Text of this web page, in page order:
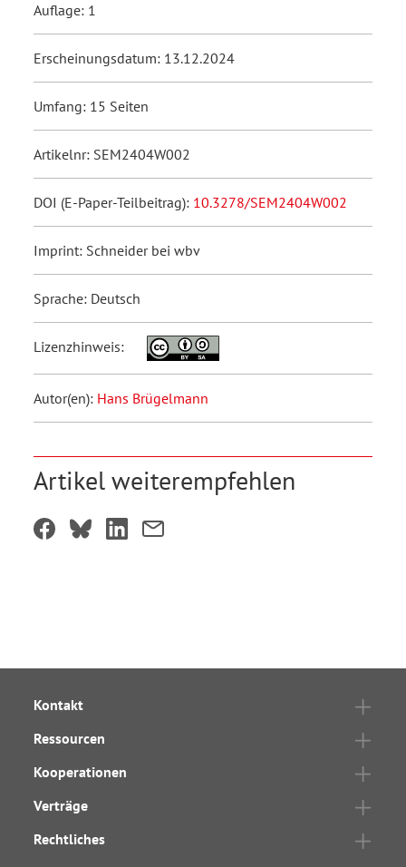
Auflage: 1
Erscheinungsdatum: 13.12.2024
Umfang: 15 Seiten
Artikelnr: SEM2404W002
DOI (E-Paper-Teilbeitrag): 10.3278/SEM2404W002
Imprint: Schneider bei wbv
Sprache: Deutsch
Lizenzhinweis:
Autor(en): Hans Brügelmann
Artikel weiterempfehlen
Kontakt
Ressourcen
Kooperationen
Verträge
Rechtliches